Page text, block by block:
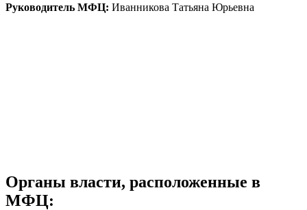
Руководитель МФЦ: Иванникова Татьяна Юрьевна
Органы власти, расположенные в
МФЦ: